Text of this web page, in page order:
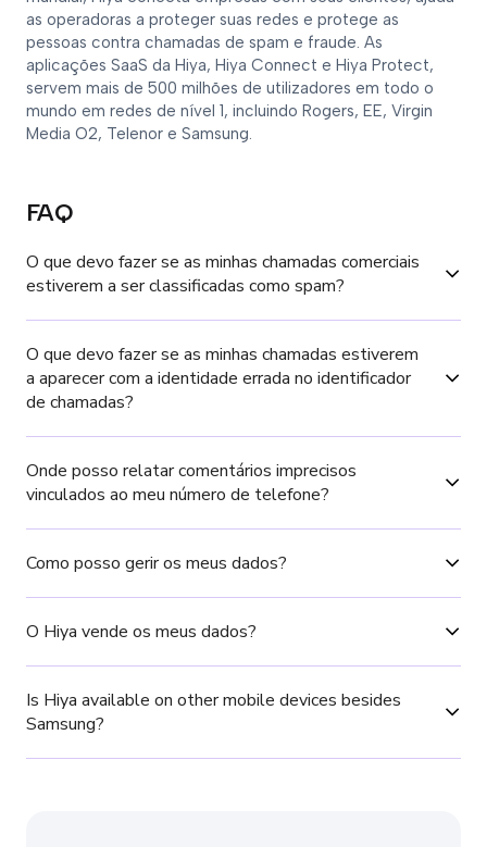
as operadoras a proteger suas redes e protege as
pessoas contra chamadas de spam e fraude. As
aplicações SaaS da Hiya, Hiya Connect e Hiya Protect,
servem mais de 500 milhões de utilizadores em todo o
mundo em redes de nível 1, incluindo Rogers, EE, Virgin
Media O2, Telenor e Samsung.
FAQ
O que devo fazer se as minhas chamadas comerciais
estiverem a ser classificadas como spam?
O que devo fazer se as minhas chamadas estiverem
a aparecer com a identidade errada no identificador
de chamadas?
Onde posso relatar comentários imprecisos
vinculados ao meu número de telefone?
Como posso gerir os meus dados?
O Hiya vende os meus dados?
Is Hiya available on other mobile devices besides
Samsung?